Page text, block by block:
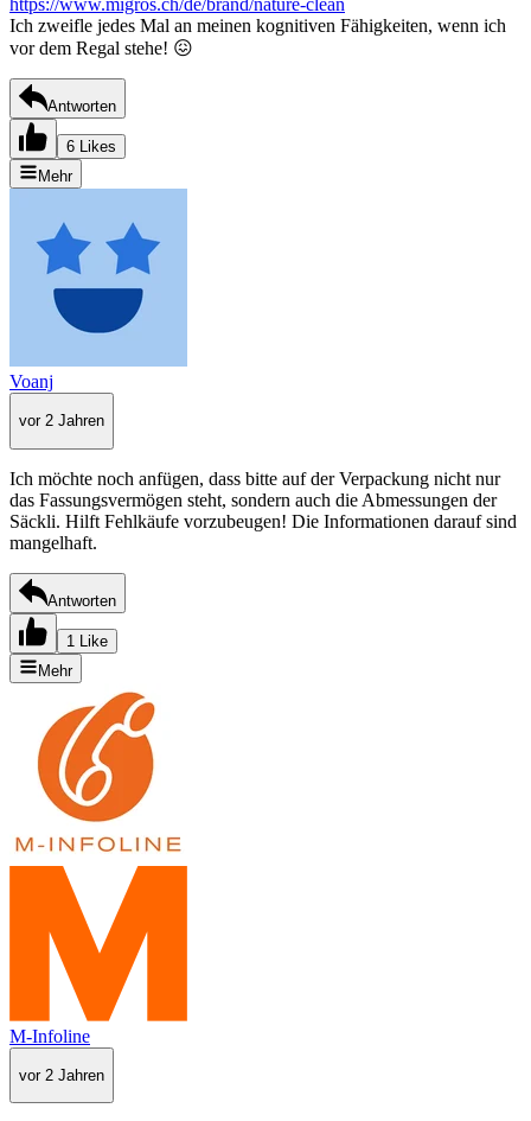
https://www.migros.ch/de/brand/nature-clean
Ich zweifle jedes Mal an meinen kognitiven Fähigkeiten, wenn ich
vor dem Regal stehe! 😖
Antworten
6 Likes
Mehr
Voanj
vor 2 Jahren
Ich möchte noch anfügen, dass bitte auf der Verpackung nicht nur
das Fassungsvermögen steht, sondern auch die Abmessungen der
Säckli. Hilft Fehlkäufe vorzubeugen! Die Informationen darauf sind
mangelhaft.
Antworten
1 Like
Mehr
M-Infoline
vor 2 Jahren